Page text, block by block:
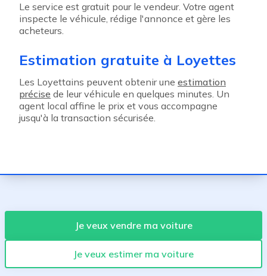
Le service est gratuit pour le vendeur. Votre agent
inspecte le véhicule, rédige l'annonce et gère les
acheteurs.
Estimation gratuite à Loyettes
Les Loyettains peuvent obtenir une estimation
précise de leur véhicule en quelques minutes. Un
agent local affine le prix et vous accompagne
jusqu'à la transaction sécurisée.
Je veux vendre ma voiture
Je veux estimer ma voiture